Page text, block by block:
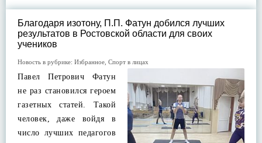
Благодаря изотону, П.П. Фатун добился лучших
результатов в Ростовской области для своих
учеников
Новость в рубрике: Избранное Спорт в лицах
Павел Петрович Фатун
не раз становился героем
газетных статей. Такой
человек, даже войдя в
число лучших педагогов